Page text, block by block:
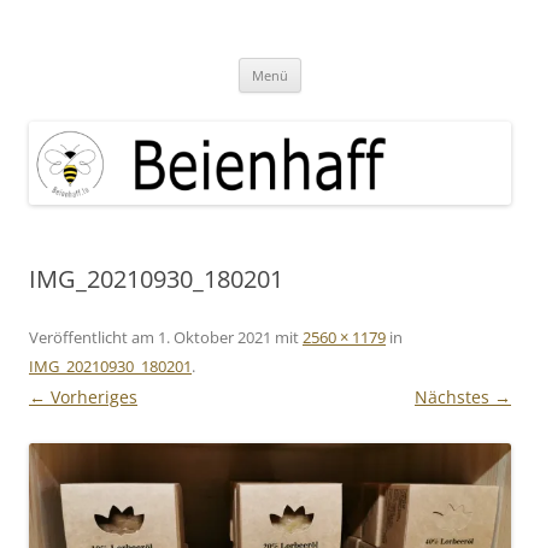
Menü
IMG_20210930_180201
Veröffentlicht am 1. Oktober 2021 mit2560 × 1179 in
IMG_20210930_180201.
← Vorheriges Nächstes →